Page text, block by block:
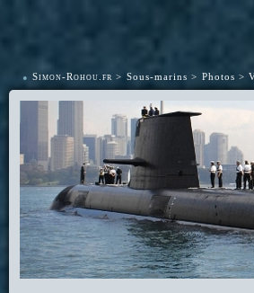
• Simon-Rohou.fr Sous-marins Photos